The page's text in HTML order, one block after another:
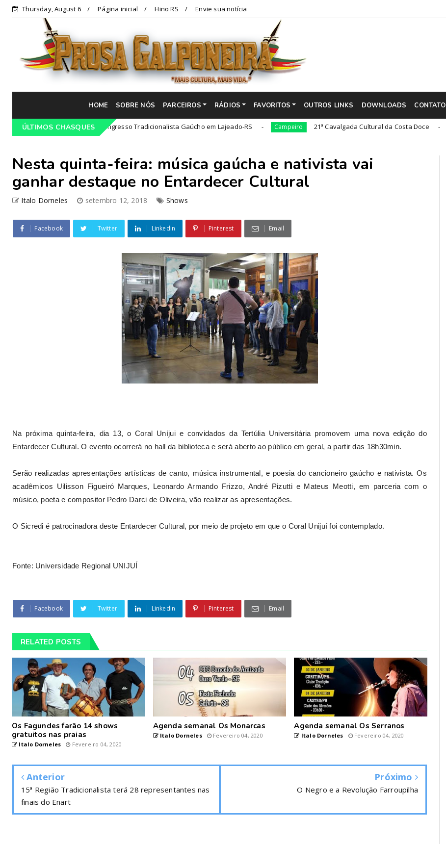
Thursday, August 6 Página inicial Hino RS Envie sua notícia
HOME SOBRE NÓS PARCEIROS RÁDIOS FAVORITOS OUTROS LINKS DOWNLOADS CONTATO
ÚLTIMOS CHASQUES
Programação do 68º Congresso Tradicionalista Gaúcho em Lajeado-RS Campeiro 21ª Cavalgada Cultural da Costa Doce Campeiro
Nesta quinta-feira: música gaúcha e nativista vai
ganhar destaque no Entardecer Cultural
Italo Dorneles setembro 12, 2018 Shows
Facebook Twitter Linkedin Pinterest Email
Na próxima quinta-feira, dia 13, o Coral Uníjui e convidados da Tertúlia Universitária promovem uma nova edição do
Entardecer Cultural. O evento ocorrerá no hall da biblioteca e será aberto ao público em geral, a partir das 18h30min.
Serão realizadas apresentações artísticas de canto, música instrumental, e poesia do cancioneiro gaúcho e nativista. Os
acadêmicos Uilisson Figueiró Marques, Leonardo Armando Frizzo, André Pizutti e Mateus Meotti, em parceria com o
músico, poeta e compositor Pedro Darci de Oliveira, vão realizar as apresentações.
O Sicredi é patrocinadora deste Entardecer Cultural, por meio de projeto em que o Coral Unijuí foi contemplado.
Fonte: Universidade Regional UNIJUÍ
Facebook Twitter Linkedin Pinterest Email
RELATED POSTS
Os Fagundes farão 14 shows
gratuitos nas praias
Italo Dorneles Fevereiro 04, 2020
Agenda semanal Os Monarcas
Italo Dorneles Fevereiro 04, 2020
Agenda semanal Os Serranos
Italo Dorneles Fevereiro 04, 2020
Anterior
15ª Região Tradicionalista terá 28 representantes nas
finais do Enart
Próximo
O Negro e a Revolução Farroupilha